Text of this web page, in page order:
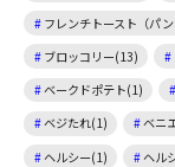
フレンチトースト（パ
ブロッコリー(13)
ベークドポテト(1)
ベジたれ(1)
ベニ
ヘルシー(1)
ヘル